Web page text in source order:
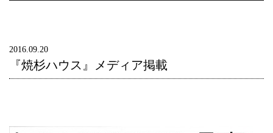
2016.09.20
『焼杉ハウス』メディア掲載